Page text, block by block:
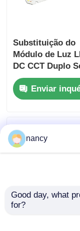
Substituição do
Módulo de Luz
DC CCT Duplo
Zhaga, 24mm de
LarguraEnviar
nancy
Good day, what
for?